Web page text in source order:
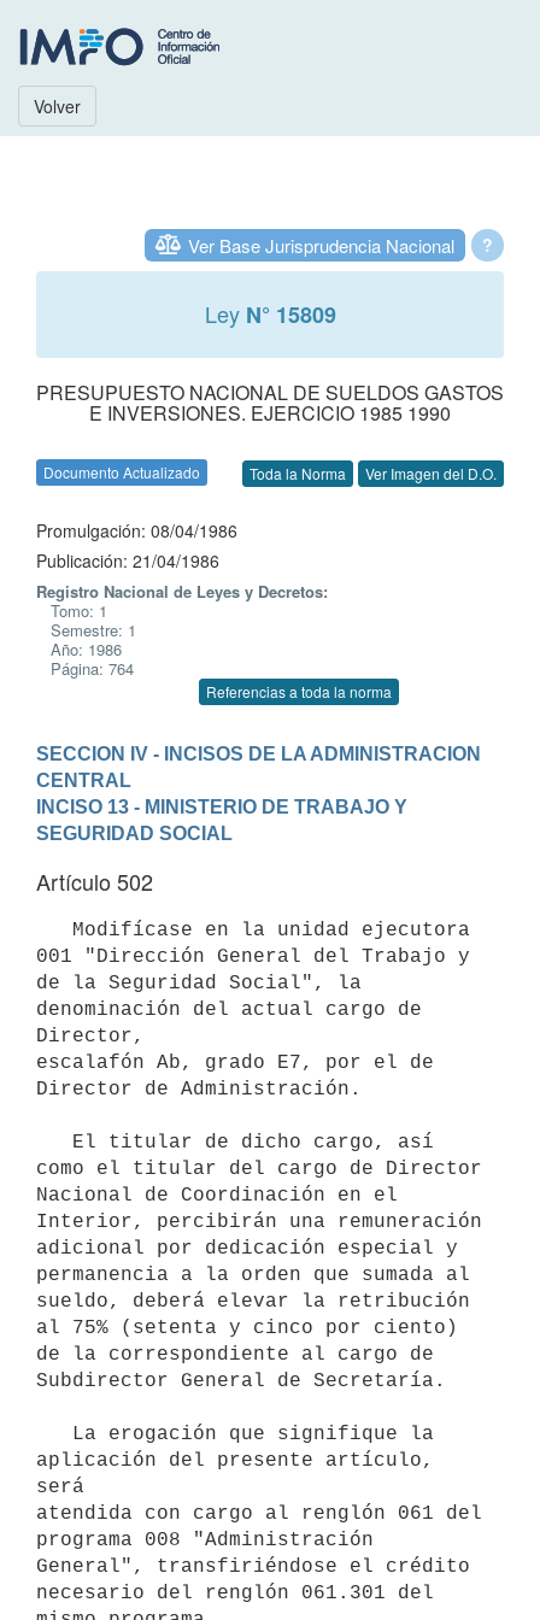
Volver
?
Ver Base Jurisprudencia Nacional
Ley N° 15809
PRESUPUESTO NACIONAL DE SUELDOS GASTOS
E INVERSIONES. EJERCICIO 1985 1990
Documento Actualizado Toda la Norma Ver Imagen del D.O.
Promulgación: 08/04/1986
Publicación: 21/04/1986
Registro Nacional de Leyes y Decretos:
Tomo: 1
Semestre: 1
Año: 1986
Página: 764
Referencias a toda la norma
SECCION IV - INCISOS DE LA ADMINISTRACION
CENTRAL
INCISO 13 - MINISTERIO DE TRABAJO Y
SEGURIDAD SOCIAL
Artículo 502
001 "Dirección General del Trabajo y
de la Seguridad Social", la
denominación del actual cargo de
Director,
escalafón Ab, grado E7, por el de
Director de Administración.
como el titular del cargo de Director
Nacional de Coordinación en el
Interior, percibirán una remuneración
adicional por dedicación especial y
permanencia a la orden que sumada al
sueldo, deberá elevar la retribución
al 75% (setenta y cinco por ciento)
de la correspondiente al cargo de
Subdirector General de Secretaría.
aplicación del presente artículo,
será
atendida con cargo al renglón 061 del
programa 008 "Administración
General", transfiriéndose el crédito
necesario del renglón 061.301 del